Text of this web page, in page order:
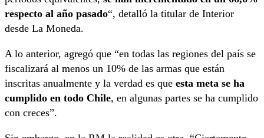
respecto al año pasado“, detalló la titular de Interior
desde La Moneda.
A lo anterior, agregó que “en todas las regiones del país se
fiscalizará al menos un 10% de las armas que están
inscritas anualmente y la verdad es que esta meta se ha
cumplido en todo Chile, en algunas partes se ha cumplido
con creces”.